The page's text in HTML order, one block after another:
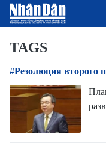
TAGS
#Резолюция